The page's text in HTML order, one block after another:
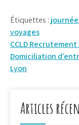
Étiquettes :
voyages
Navigation
de
CCLD Recrutement
Domiciliation
Lyon
Articles